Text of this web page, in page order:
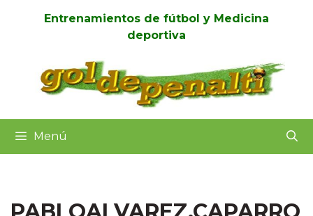
Entrenamientos de fútbol y Medicina
deportiva
Menú